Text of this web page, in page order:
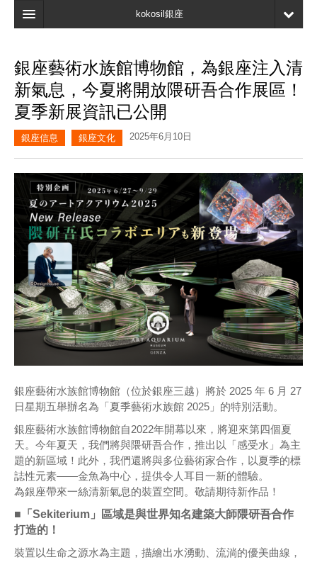
kokosil銀座
搜索
最新信息
口碑
我的頁面
書簽
銀座藝術水族館博物館，為銀座注入清
新氣息，今夏將開放隈研吾合作展區！
夏季新展資訊已公開
銀座信息 銀座文化 2025年6月10日
銀座藝術水族館博物館（位於銀座三越）將於 2025 年 6 月 27
日星期五舉辦名為「夏季藝術水族館 2025」的特別活動。
銀座藝術水族館博物館自2022年開幕以來，將迎來第四個夏
天。今年夏天，我們將與隈研吾合作，推出以「感受水」為主
題的新區域！此外，我們還將與多位藝術家合作，以夏季的標
誌性元素——金魚為中心，提供令人耳目一新的體驗。
為銀座帶來一絲清新氣息的裝置空間。敬請期待新作品！
■「Sekiterium」區域是與世界知名建築大師隈研吾合作
打造的！
裝置以生命之源水為主題，描繪出水湧動、流淌的優美曲線，